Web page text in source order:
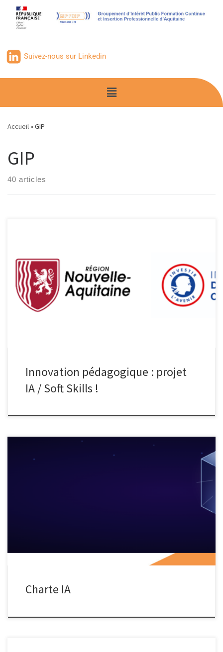
principal
Suivez-nous sur Linkedin
Accueil»GIP
GIP
40 articles
Innovation pédagogique : projet IA / Soft Skills ! Certifier ce que les
diplômes ne disent pas encor Pour la première fois, formateurs,
apprenants et tuteurs d’entreprise parlent des mêmes
compétences, avec les mêmes mots, au même moment. Action
financée par la Région Nouvelle-Aquitaine · Convention
n° 34839120 · FRIF 2024 […]
Innovation pédagogique : projet
IA / Soft Skills !
Charte IA